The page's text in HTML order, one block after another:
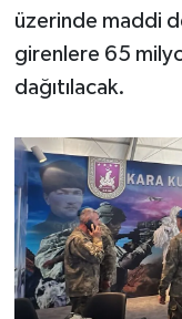
üzerinde maddi
girenlere 65
dağıtılacak.